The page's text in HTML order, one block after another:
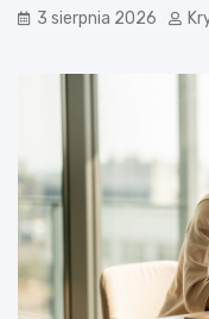
3 sierpnia 2026